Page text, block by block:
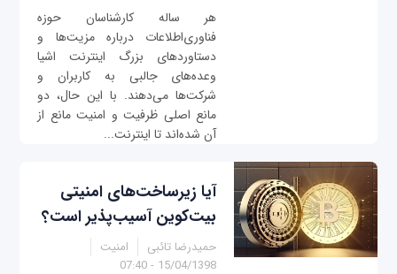
هر ساله کارشناسان حوزه
فناوری‌اطلاعات درباره مزیت‌ها و
دستاوردهای بزرگ اینترنت اشیا
وعده‌های جالبی به کاربران و
شرکت‌ها می‌دهند. با این حال، دو
مانع اصلی ظرفیت و امنیت مانع از
آن شده‌اند تا اینترنت...
آیا زیرساخت‌های امنیتی
بیت‌کوین آسیب‌پذیر است؟
حمیدرضا تائبی
امنیت
15/04/1398 - 07:40